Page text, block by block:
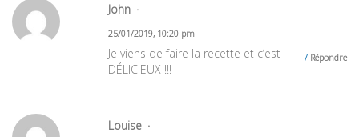
John
25/01/2019, 10:20 pm
Répondre
Je viens de faire la recette et c’est
DÉLICIEUX !!!
Louise